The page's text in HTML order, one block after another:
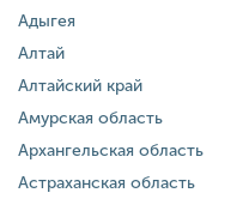
Адыгея
Алтай
Алтайский край
Амурская область
Архангельская область
Астраханская область